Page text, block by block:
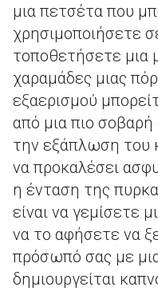
μια πετσέτα που
χρησιμοποιήσετε
τοποθετήσετε μια
χαραμάδες μιας
εξαερισμού
από μια πιο
την εξάπλωση του
να προκαλέσει
η ένταση της
είναι να γεμίσετε
να το αφήσετε να
πρόσωπό σας με
δημιουργείται